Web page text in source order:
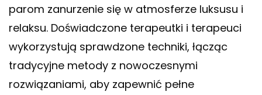
parom zanurzenie się w atmosferze luksusu i
relaksu. Doświadczone terapeutki i terapeuci
wykorzystują sprawdzone techniki, łącząc
tradycyjne metody z nowoczesnymi
rozwiązaniami, aby zapewnić pełne